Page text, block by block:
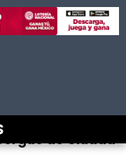
atención a
de Ciudad